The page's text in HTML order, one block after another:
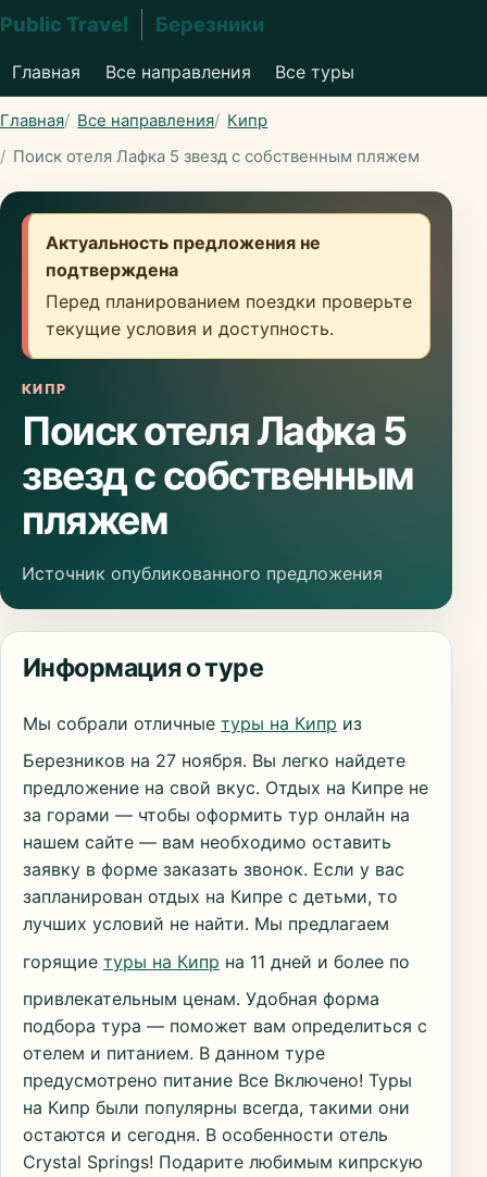
Public Travel Березники
Главная Все направления Все туры
Главная Все направления
Кипр
Поиск отеля Лафка 5 звезд с собственным пляжем
Актуальность предложения не
подтверждена
Перед планированием поездки проверьте
текущие условия и доступность.
КИПР
Поиск отеля Лафка 5
звезд с собственным
пляжем
Источник опубликованного предложения
Информация о туре
Мы собрали отличные туры на Кипр из
Березников на 27 ноября. Вы легко найдете
предложение на свой вкус. Отдых на Кипре не
за горами — чтобы оформить тур онлайн на
нашем сайте — вам необходимо оставить
заявку в форме заказать звонок. Если у вас
запланирован отдых на Кипре с детьми, то
лучших условий не найти. Мы предлагаем
горящие туры на Кипр на 11 дней и более по
привлекательным ценам. Удобная форма
подбора тура — поможет вам определиться с
отелем и питанием. В данном туре
предусмотрено питание Все Включено! Туры
на Кипр были популярны всегда, такими они
остаются и сегодня. В особенности отель
Crystal Springs! Подарите любимым кипрскую